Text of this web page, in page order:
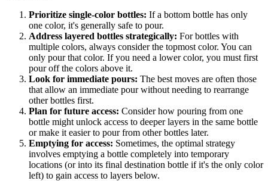
Prioritize single-color bottles: If a bottom bottle has only
one color, it's generally safe to pour.
Address layered bottles strategically: For bottles with
multiple colors, always consider the topmost color. You can
only pour that color. If you need a lower color, you must first
pour off the colors above it.
Look for immediate pours: The best moves are often those
that allow an immediate pour without needing to rearrange
other bottles first.
Plan for future access: Consider how pouring from one
bottle might unlock access to deeper layers in the same bottle
or make it easier to pour from other bottles later.
Emptying for access: Sometimes, the optimal strategy
involves emptying a bottle completely into temporary
locations (or into its final destination bottle if it's the only color
left) to gain access to layers below.